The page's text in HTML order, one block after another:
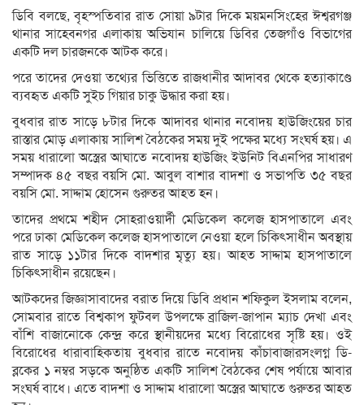
ডিবি বলছে, বৃহস্পতিবার রাত সোয়া ৯টার দিকে ময়মনসিংহের ঈশ্বরগঞ্জ
থানার সাহেবনগর এলাকায় অভিযান চালিয়ে ডিবির তেজগাঁও বিভাগের
একটি দল চারজনকে আটক করে।
পরে তাদের দেওয়া তথ্যের ভিত্তিতে রাজধানীর আদাবর থেকে হত্যাকাণ্ডে
ব্যবহৃত একটি সুইচ গিয়ার চাকু উদ্ধার করা হয়।
বুধবার রাত সাড়ে ৮টার দিকে আদাবর থানার নবোদয় হাউজিংয়ের চার
রাস্তার মোড় এলাকায় সালিশ বৈঠকের সময় দুই পক্ষের মধ্যে সংঘর্ষ হয়। এ
সময় ধারালো অস্ত্রের আঘাতে নবোদয় হাউজিং ইউনিট বিএনপির সাধারণ
সম্পাদক ৪৫ বছর বয়সি মো. আবুল বাশার বাদশা ও সভাপতি ৩৫ বছর
বয়সি মো. সাদ্দাম হোসেন গুরুতর আহত হন।
তাদের প্রথমে শহীদ সোহরাওয়ার্দী মেডিকেল কলেজ হাসপাতালে এবং
পরে ঢাকা মেডিকেল কলেজ হাসপাতালে নেওয়া হলে চিকিৎসাধীন অবস্থায়
রাত সাড়ে ১১টার দিকে বাদশার মৃত্যু হয়। আহত সাদ্দাম হাসপাতালে
চিকিৎসাধীন রয়েছেন।
আটকদের জিজ্ঞাসাবাদের বরাত দিয়ে ডিবি প্রধান শফিকুল ইসলাম বলেন,
সোমবার রাতে বিশ্বকাপ ফুটবল উপলক্ষে ব্রাজিল-জাপান ম্যাচ দেখা এবং
বাঁশি বাজানোকে কেন্দ্র করে স্থানীয়দের মধ্যে বিরোধের সৃষ্টি হয়। ওই
বিরোধের ধারাবাহিকতায় বুধবার রাতে নবোদয় কাঁচাবাজারসংলগ্ন ডি-
ব্লকের ১ নম্বর সড়কে অনুষ্ঠিত একটি সালিশ বৈঠকের শেষ পর্যায়ে আবার
সংঘর্ষ বাধে। এতে বাদশা ও সাদ্দাম ধারালো অস্ত্রের আঘাতে গুরুতর আহত